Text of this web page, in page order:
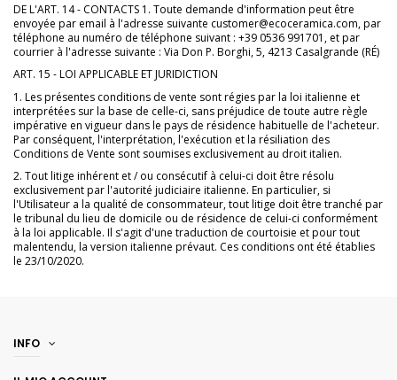
DE L'ART. 14 - CONTACTS 1. Toute demande d'information peut être
envoyée par email à l'adresse suivante customer@ecoceramica.com, par
téléphone au numéro de téléphone suivant : +39 0536 991701, et par
courrier à l'adresse suivante : Via Don P. Borghi, 5, 4213 Casalgrande (RÉ)
ART. 15 - LOI APPLICABLE ET JURIDICTION
1. Les présentes conditions de vente sont régies par la loi italienne et
interprétées sur la base de celle-ci, sans préjudice de toute autre règle
impérative en vigueur dans le pays de résidence habituelle de l'acheteur.
Par conséquent, l'interprétation, l'exécution et la résiliation des
Conditions de Vente sont soumises exclusivement au droit italien.
2. Tout litige inhérent et / ou consécutif à celui-ci doit être résolu
exclusivement par l'autorité judiciaire italienne. En particulier, si
l'Utilisateur a la qualité de consommateur, tout litige doit être tranché par
le tribunal du lieu de domicile ou de résidence de celui-ci conformément
à la loi applicable. Il s'agit d'une traduction de courtoisie et pour tout
malentendu, la version italienne prévaut. Ces conditions ont été établies
le 23/10/2020.
INFO